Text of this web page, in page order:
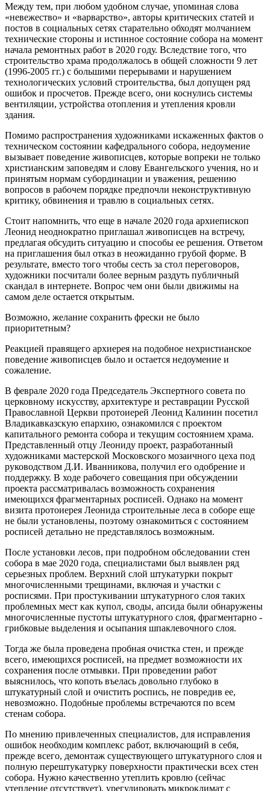
Между тем, при любом удобном случае, упоминая слова
«невежество» и «варварство», авторы критических статей и
постов в социальных сетях старательно обходят молчанием
технические стороны и истинное состояние собора на момент
начала ремонтных работ в 2020 году. Вследствие того, что
строительство храма продолжалось в общей сложности 9 лет
(1996-2005 гг.) с большими перерывами и нарушением
технологических условий строительства, был допущен ряд
ошибок и просчетов. Прежде всего, они коснулись системы
вентиляции, устройства отопления и утепления кровли
здания.
Помимо распространения художниками искаженных фактов о
техническом состоянии кафедрального собора, недоумение
вызывает поведение живописцев, которые вопреки не только
христианским заповедям и слову Евангельского учения, но и
принятым нормам субординации и уважения, решению
вопросов в рабочем порядке предпочли неконструктивную
критику, обвинения и травлю в социальных сетях.
Стоит напомнить, что еще в начале 2020 года архиепископ
Леонид неоднократно приглашал живописцев на встречу,
предлагая обсудить ситуацию и способы ее решения. Ответом
на приглашения был отказ в неожиданно грубой форме. В
результате, вместо того чтобы сесть за стол переговоров,
художники посчитали более верным раздуть публичный
скандал в интернете. Вопрос чем они были движимы на
самом деле остается открытым.
Возможно, желание сохранить фрески не было
приоритетным?
Реакцией правящего архиерея на подобное нехристианское
поведение живописцев было и остается недоумение и
сожаление.
В феврале 2020 года Председатель Экспертного совета по
церковному искусству, архитектуре и реставрации Русской
Православной Церкви протоиерей Леонид Калинин посетил
Владикавказскую епархию, ознакомился с проектом
капитального ремонта собора и текущим состоянием храма.
Представленный отцу Леониду проект, разработанный
художниками мастерской Московского мозаичного цеха под
руководством Д.И. Иванникова, получил его одобрение и
поддержку. В ходе рабочего совещания при обсуждении
проекта рассматривалась возможность сохранения
имеющихся фрагментарных росписей. Однако на момент
визита протоиерея Леонида строительные леса в соборе еще
не были установлены, поэтому ознакомиться с состоянием
росписей детально не представлялось возможным.
После установки лесов, при подробном обследовании стен
собора в мае 2020 года, специалистами был выявлен ряд
серьезных проблем. Верхний слой штукатурки покрыт
многочисленными трещинами, включая и участки с
росписями. При простукивании штукатурного слоя таких
проблемных мест как купол, своды, апсида были обнаружены
многочисленные пустоты штукатурного слоя, фрагментарно -
грибковые выделения и осыпания шпаклевочного слоя.
Тогда же была проведена пробная очистка стен, и прежде
всего, имеющихся росписей, на предмет возможности их
сохранения после отмывки. При проведении работ
выяснилось, что копоть въелась довольно глубоко в
штукатурный слой и очистить роспись, не повредив ее,
невозможно. Подобные проблемы встречаются по всем
стенам собора.
По мнению привлеченных специалистов, для исправления
ошибок необходим комплекс работ, включающий в себя,
прежде всего, демонтаж существующего штукатурного слоя и
полную перештукатурку поверхности практически всех стен
собора. Нужно качественно утеплить кровлю (сейчас
утепление отсутствует), урегулировать микроклимат с